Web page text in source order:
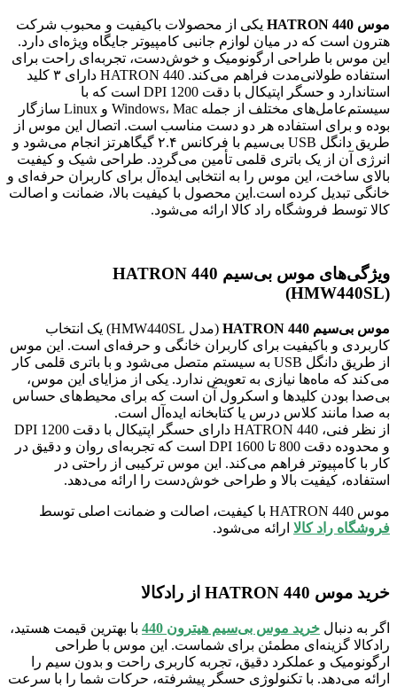
موس HATRON 440
یکی از محصولات باکیفیت و محبوب شرکت
هترون است که در میان لوازم جانبی کامپیوتر جایگاه ویژه‌ای دارد.
این موس با طراحی ارگونومیک و خوش‌دست، تجربه‌ای راحت برای
استفاده طولانی‌مدت فراهم می‌کند. HATRON 440 دارای ۳ کلید
استاندارد و حسگر اپتیکال با دقت 1200 DPI است که با
سیستم‌عامل‌های مختلف از جمله Windows، Mac و Linux سازگار
بوده و برای استفاده هر دو دست مناسب است. اتصال این موس از
طریق دانگل USB بی‌سیم با فرکانس ۲.۴ گیگاهرتز انجام می‌شود و
انرژی آن از یک باتری قلمی تأمین می‌گردد. طراحی شیک و کیفیت
بالای ساخت، این موس را به انتخابی ایده‌آل برای کاربران حرفه‌ای و
خانگی تبدیل کرده است.این محصول با کیفیت بالا، ضمانت و اصالت
کالا توسط فروشگاه راد کالا ارائه می‌شود.
ویژگی‌های موس بی‌سیم HATRON 440
(HMW440SL)
موس بی‌سیم HATRON 440
(مدل HMW440SL) یک انتخاب
کاربردی و باکیفیت برای کاربران خانگی و حرفه‌ای است. این موس
از طریق دانگل USB به سیستم متصل می‌شود و با باتری قلمی کار
می‌کند که ماه‌ها نیازی به تعویض ندارد. یکی از مزایای این موس،
بی‌صدا بودن کلیدها و اسکرول آن است که برای محیط‌های حساس
به صدا مانند کلاس درس یا کتابخانه ایده‌آل است.
از نظر فنی، HATRON 440 دارای حسگر اپتیکال با دقت 1200 DPI
و محدوده دقت 800 تا 1600 DPI است که تجربه‌ای روان و دقیق در
کار با کامپیوتر فراهم می‌کند. این موس ترکیبی از راحتی در
استفاده، کیفیت بالا و طراحی خوش‌دست را ارائه می‌دهد.
موس HATRON 440 با کیفیت، اصالت و ضمانت اصلی توسط
فروشگاه راد کالا ارائه می‌شود.
خرید موس HATRON 440 از رادکالا
اگر به دنبال خرید موس بی‌سیم هیترون 440
با بهترین قیمت هستید،
رادکالا گزینه‌ای مطمئن برای شماست. این موس با طراحی
ارگونومیک و عملکرد دقیق، تجربه کاربری راحت و بدون سیم را
ارائه می‌دهد. با تکنولوژی حسگر پیشرفته، حرکات شما را با سرعت